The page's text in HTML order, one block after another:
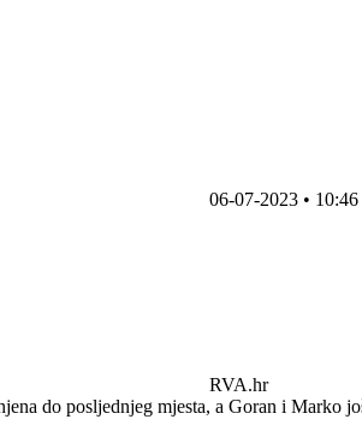
06-07-2023 • 10:46
RVA.hr
do posljednjeg mjesta, a Goran i Marko